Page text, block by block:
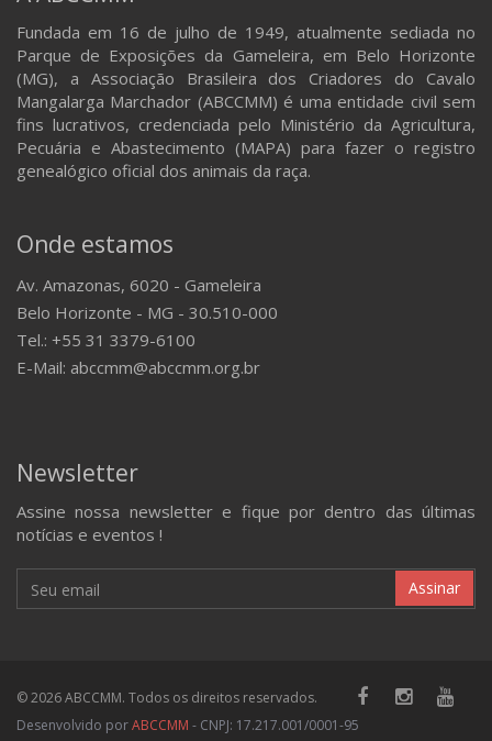
Fundada em 16 de julho de 1949, atualmente sediada no
Parque de Exposições da Gameleira, em Belo Horizonte
(MG), a Associação Brasileira dos Criadores do Cavalo
Mangalarga Marchador (ABCCMM) é uma entidade civil sem
fins lucrativos, credenciada pelo Ministério da Agricultura,
Pecuária e Abastecimento (MAPA) para fazer o registro
genealógico oficial dos animais da raça.
Onde estamos
Av. Amazonas, 6020 - Gameleira
Belo Horizonte - MG - 30.510-000
Tel.: +55 31 3379-6100
E-Mail: abccmm@abccmm.org.br
Newsletter
Assine nossa newsletter e fique por dentro das últimas
notícias e eventos !
Assinar
© 2026 ABCCMM. Todos os direitos reservados.
Desenvolvido porABCCMM - CNPJ: 17.217.001/0001-95